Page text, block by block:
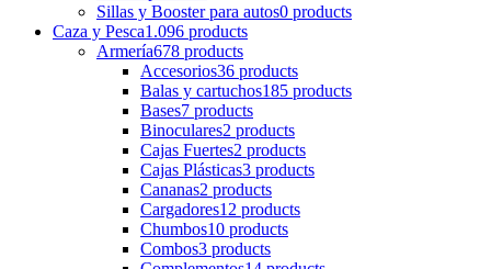
Sillas y Booster para autos0 products
Caza y Pesca1.096 products
Armería678 products
Accesorios36 products
Balas y cartuchos185 products
Bases7 products
Binoculares2 products
Cajas Fuertes2 products
Cajas Plásticas3 products
Cananas2 products
Cargadores12 products
Chumbos10 products
Combos3 products